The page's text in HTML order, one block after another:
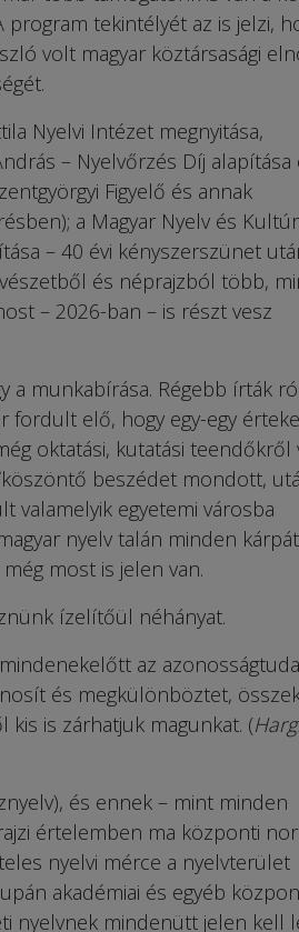
tekintélyét az is jelzi,
volt magyar köztársasági
Nyelvi Intézet megnyitása,
– Nyelvőrzés Díj alapítása
Figyelő és annak
a Magyar Nyelv és
– 40 évi kényszerszünet
és néprajzból több,
– 2026-ban – is részt vesz
a munkabírása. Régebb írták
fordult elő, hogy egy-egy
oktatási, kutatási teendőkről
beszédet mondott,
valamelyik egyetemi városba
nyelv talán minden
most is jelen van.
ízelítőül néhányat.
az
és megkülönböztet,
is zárhatjuk magunkat. (
és ennek – mint minden
értelemben ma központi
nyelvi mérce a nyelvterület
akadémiai és egyéb
nyelvnek mindenütt jelen kell